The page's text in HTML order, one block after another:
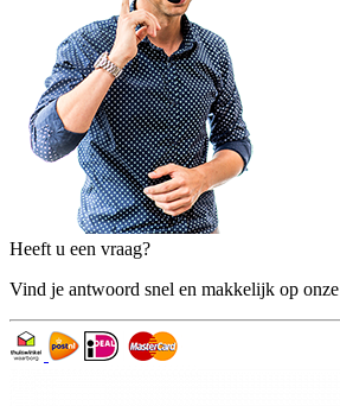
Heeft u een vraag?
Vind je antwoord snel en makkelijk op onze